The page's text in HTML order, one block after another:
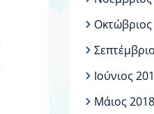
Ιούνιος
Μάιος 2018